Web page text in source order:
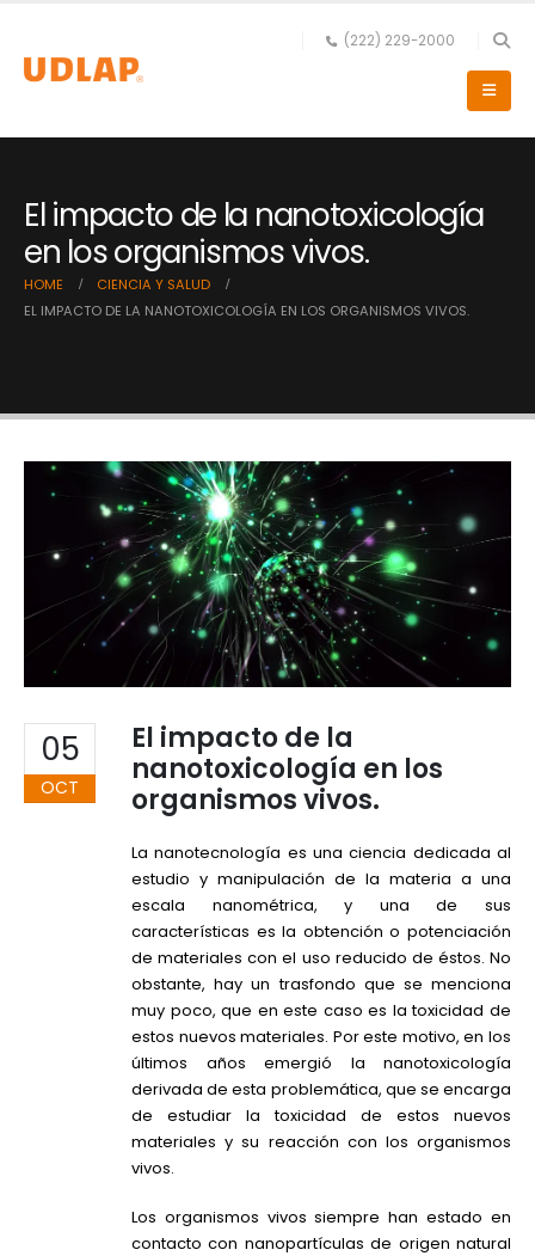
(222) 229-2000
El impacto de la nanotoxicología
en los organismos vivos.
HOME
CIENCIA Y SALUD
EL IMPACTO DE LA NANOTOXICOLOGÍA EN LOS ORGANISMOS VIVOS.
05
OCT
El impacto de la
nanotoxicología en los
organismos vivos.
La nanotecnología es una ciencia dedicada al
estudio y manipulación de la materia a una
escala nanométrica, y una de sus
características es la obtención o potenciación
de materiales con el uso reducido de éstos. No
obstante, hay un trasfondo que se menciona
muy poco, que en este caso es la toxicidad de
estos nuevos materiales. Por este motivo, en los
últimos años emergió la nanotoxicología
derivada de esta problemática, que se encarga
de estudiar la toxicidad de estos nuevos
materiales y su reacción con los organismos
vivos.
Los organismos vivos siempre han estado en
contacto con nanopartículas de origen natural